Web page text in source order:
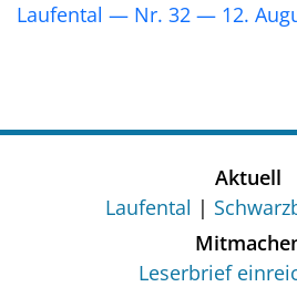
Laufental — Nr. 32 — 12.
Aktuell
Laufental
Leserbrief